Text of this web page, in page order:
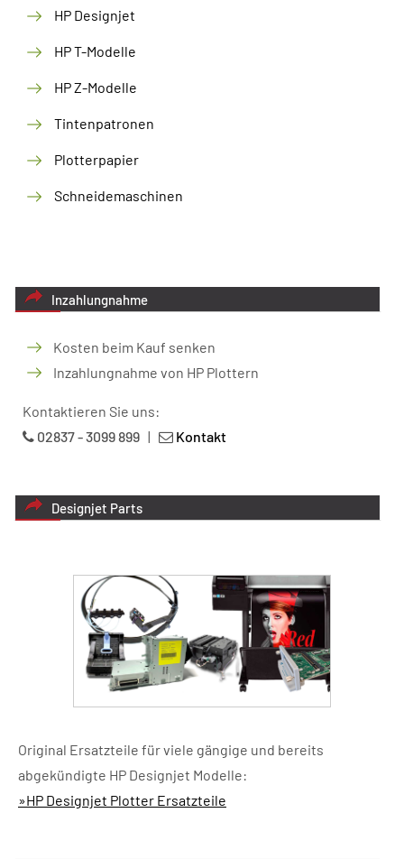
HP Designjet
HP T-Modelle
HP Z-Modelle
Tintenpatronen
Plotterpapier
Schneidemaschinen
Inzahlungnahme
Kosten beim Kauf senken
Inzahlungnahme von HP Plottern
Kontaktieren Sie uns:
02837 - 3099 899 | Kontakt
Designjet Parts
Original Ersatzteile für viele gängige und bereits
abgekündigte HP Designjet Modelle:
»HP Designjet Plotter Ersatzteile